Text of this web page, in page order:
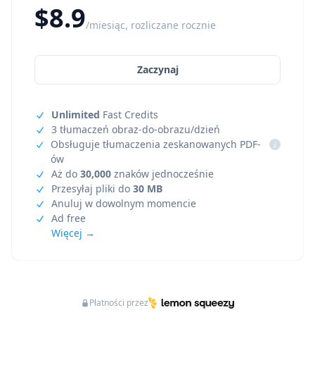
$8.9/miesiąc, rozliczane rocznie
Zaczynaj
Unlimited Fast Credits
3 tłumaczeń obraz-do-obrazu/dzień
Obsługuje tłumaczenia zeskanowanych PDF-
ów
i
Aż do 30,000 znaków jednocześnie
Przesyłaj pliki do 30 MB
Anuluj w dowolnym momencie
Ad free
Więcej →
Płatności przez